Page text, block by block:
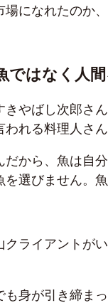
場になれたのか
ではなく人
きやばし次郎さ
れる料理人さ
だから、魚は自
を選びません。
クライアントが
も身が引き締ま